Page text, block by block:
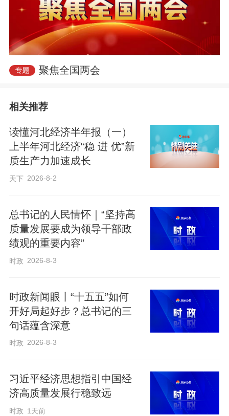
大四次会议于3月5日在人民大会堂开幕。
当天下午，习近平总书记来到他所在的江
苏代表团参加审议。
研究新情况、解决新问题上下功夫、出经
验。
经济大省如何锚定“十五五”时期的战略定
位？怎样完成目标任务？《时政新闻眼》
01
3月5日，惊蛰落雪。下午，当习近平总书
记走进人民大会堂东大厅时，现场爆发热
烈掌声。
聚焦全国两会
相关推荐
读懂河北经济半年报（一）
上半年河北经济“稳 进 优”新
质生产力加速成长
天下 2026-8-2
总书记的人民情怀｜“坚持高
质量发展要成为领导干部政
绩观的重要内容”
时政 2026-8-3
时政新闻眼丨“十五五”如何
开好局起好步？总书记的三
句话蕴含深意
时政 2026-8-3
习近平经济思想指引中国经
济高质量发展行稳致远
时政 1天前